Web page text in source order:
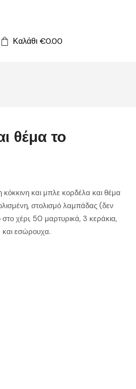
Καλάθι €0.00
θέμα το
και μπλε κορδέλα και θέμα
στολισμό λαμπάδας (δεν
χέρι, 50 μαρτυρικά, 3 κεράκια,
και εσώρουχα.